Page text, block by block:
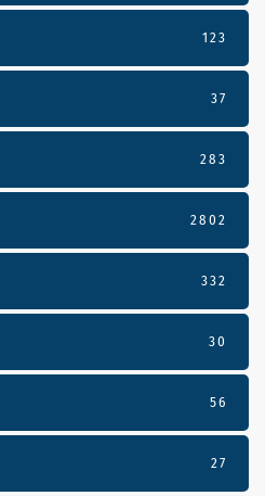
123
37
283
2802
332
30
56
27